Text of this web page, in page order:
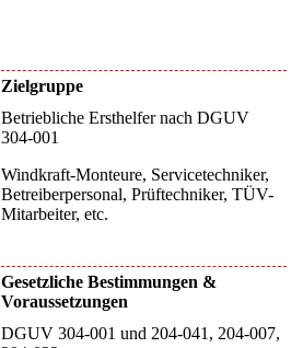
Zielgruppe
Betriebliche Ersthelfer nach DGUV
304-001
Windkraft-Monteure, Servicetechniker,
Betreiberpersonal, Prüftechniker, TÜV-
Mitarbeiter, etc.
Gesetzliche Bestimmungen &
Voraussetzungen
DGUV 304-001 und 204-041, 204-007,